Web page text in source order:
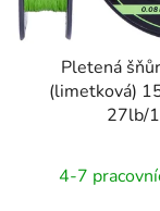
Pletená
(limetková)
27lb/
4-7